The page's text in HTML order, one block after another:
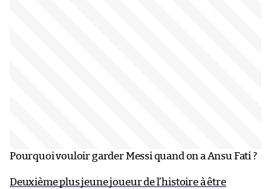
Pourquoi vouloir garder Messi quand on a Ansu Fati ?
Deuxième plus jeune joueur de l’histoire à être